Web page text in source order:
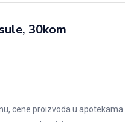
30kom
cene proizvoda u apotekama